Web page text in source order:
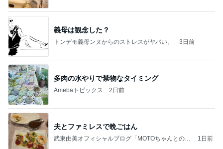
義母は観念した？
トンデモ義母ンヌからのストレスがヤバい。 3日前
多肉の水やりで禁物なタイミング
Amebaトピックス 2日前
夫とファミレスで晩ごはん
武東由美オフィシャルブログ「MOTOちゃんとのは
1日前